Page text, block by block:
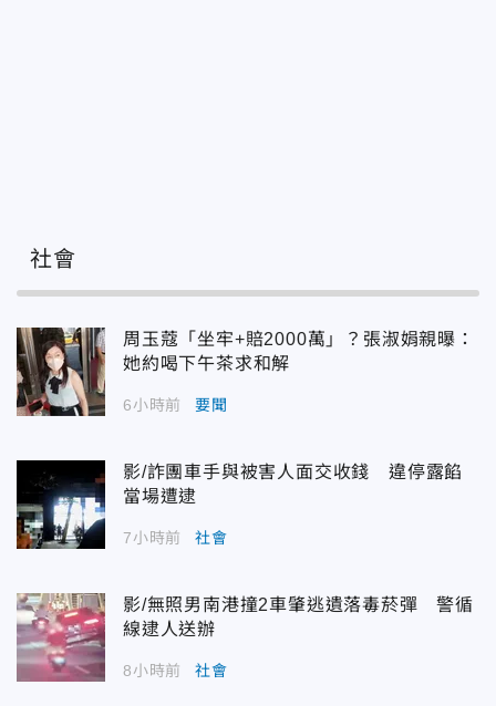
社會
周玉蔻「坐牢+賠2000萬」？張淑娟親曝：
她約喝下午茶求和解
6小時前 要聞
影/詐團車手與被害人面交收錢 違停露餡
當場遭逮
7小時前 社會
影/無照男南港撞2車肇逃遺落毒菸彈 警循
線逮人送辦
8小時前 社會